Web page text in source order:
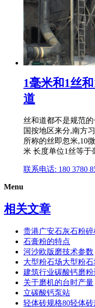
1毫米和1丝
道
丝和道都不是规范
国按地区来分,南方
所称的丝即忽米,10
米 长度单位1丝等于
联系电话: 180 3780
Menu
相关文章
贵港广安石灰石粉
石膏粉的特点
河沙欧版磨技术参数
大型粉石场大型粉
建筑行业碳酸钙磨
关于磨机的台时产量
立碳酸钙泵站
轻体砖规格80轻体